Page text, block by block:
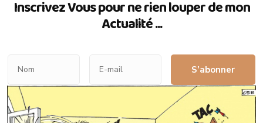
Inscrivez Vous pour ne rien louper de mon
Actualité ...
S’abonner